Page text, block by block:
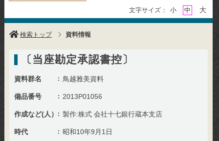
文字サイズ： 小 中 大
検索トップ 資料情報
〔当座勘定承認書控〕
資料群名 鳥越雅美資料
備品番号 2013P01056
作成など(人） 製作:株式 会社十七銀行蔵本支店
時代 昭和10年9月1日